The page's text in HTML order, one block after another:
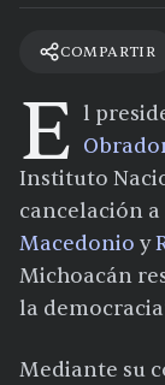
COMPARTIR
E l
Instituto
cancelación
Macedonio y
Michoacán
la
Mediante su